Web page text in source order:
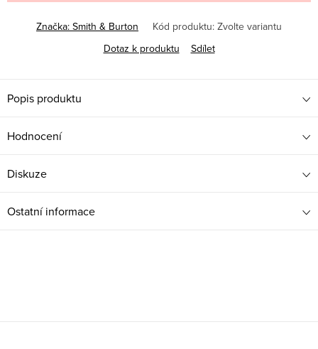
Značka: Smith & Burton Kód produktu: Zvolte variantu
Dotaz k produktu
Sdílet
Popis produktu
Hodnocení
Diskuze
Ostatní informace